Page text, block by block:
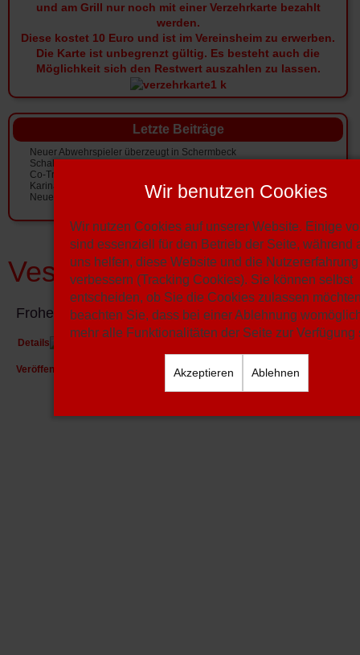
und am Grill nur noch mit einer Verzehrkarte bezahlt
werden.
Diese kostet 10 Euro und ist im Vereinsheim zu erwerben.
Die Karte ist unbegrenzt gültig. Es besteht auch die
Möglichkeit sich den Restwert auszahlen zu lassen.
Letzte Beiträge
Neuer Abwehrspieler überzeugt in Schermbeck
Schalkes U19 gastierte mit Co-Trainer "Kosi"
Co-Trainer komplettiert das Westfalenligateam
Karina Strebel bereichert das Funktionsteam
Neuer und alter Trainer treffen aufeinander
Vestia-News
Frohe Weihnachten
Details
Veröffentlicht: 17. Dezember 2025
Wir benutzen Cookies
Wir nutzen Cookies auf unserer Website. Einige
sind essenziell für den Betrieb der Seite, während
uns helfen, diese Website und die
verbessern (Tracking Cookies). Sie können selbst
entscheiden, ob Sie die Cookies zulassen
beachten Sie, dass bei einer Ablehnung
mehr alle Funktionalitäten der Seite zur Verfügung
Akzeptieren Ablehnen